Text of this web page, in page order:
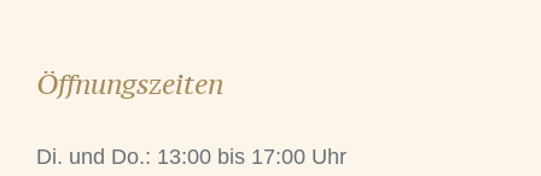
Öffnungszeiten
Di. und Do.: 13:00 bis 17:00 Uhr